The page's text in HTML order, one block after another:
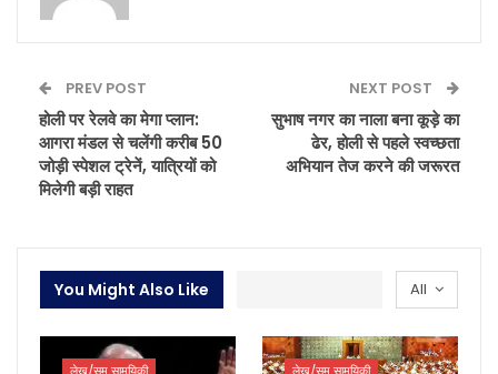
PREV POST
होली पर रेलवे का मेगा प्लान:
आगरा मंडल से चलेंगी करीब 50
जोड़ी स्पेशल ट्रेनें, यात्रियों को
मिलेगी बड़ी राहत
NEXT POST
सुभाष नगर का नाला बना कूड़े का
ढेर, होली से पहले स्वच्छता
अभियान तेज करने की जरूरत
All
You Might Also Like